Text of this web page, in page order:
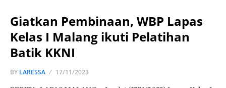
Giatkan Pembinaan, WBP Lapas
Kelas I Malang ikuti Pelatihan
Batik KKNI
BY LARESSA 17/11/2023